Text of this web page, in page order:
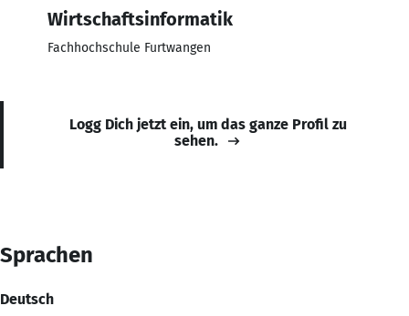
Wirtschaftsinformatik
Fachhochschule Furtwangen
Logg Dich jetzt ein, um das ganze Profil zu
sehen.
Sprachen
Deutsch